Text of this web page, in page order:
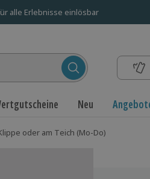
alle Erlebnisse einlösbar
Neu
oder am Teich (Mo-Do)